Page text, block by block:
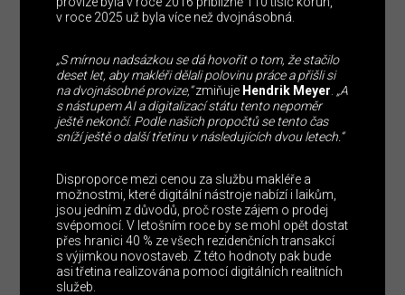
v roce 2025 už byla více než dvojnásobná.
„S mírnou nadsázkou se dá hovořit o tom, že stačilo
deset let, aby makléři dělali polovinu práce a přišli si
na dvojnásobné provize,“zmiňuje Hendrik Meyer „A
s nástupem AI a digitalizací státu tento nepoměr
ještě nekončí. Podle našich propočtů se tento čas
sníží ještě o další třetinu v následujících dvou letech.“
Disproporce mezi cenou za službu makléře a
možnostmi, které digitální nástroje nabízí i laikům,
jsou jedním z důvodů, proč roste zájem o prodej
svépomocí. V letošním roce by se mohl opět dostat
přes hranici 40 % ze všech rezidenčních transakcí
s výjimkou novostaveb. Z této hodnoty pak bude
asi třetina realizována pomocí digitálních realitních
služeb.